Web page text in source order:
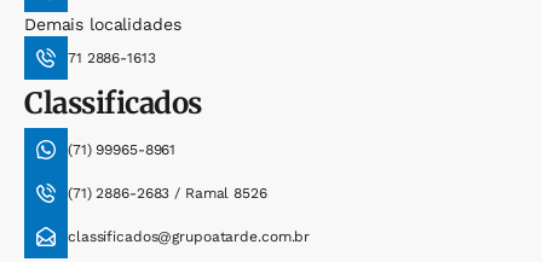
Demais localidades
71 2886-1613
Classificados
(71) 99965-8961
(71) 2886-2683 / Ramal 8526
classificados@grupoatarde.com.br